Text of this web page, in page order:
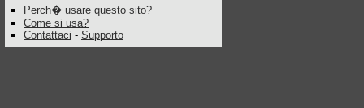
Perch� usare questo sito?
Come si usa?
Contattaci - Supporto